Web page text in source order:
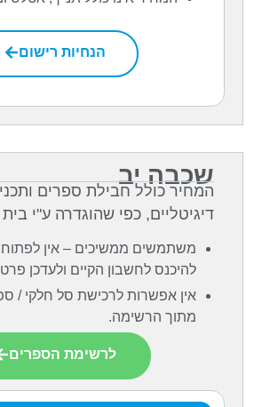
הנחיות רישום
שכבה יב
המחיר כולל חבילת ספרים
דיגיטליים, כפי שהוגדרה ע"י
משתמשים ממשיכים – אין
להיכנס לחשבון הקיים ולעדכן
אין אפשרות לרכישת סל חלקי /
מתוך הרשימה.
לרשימת הספרים